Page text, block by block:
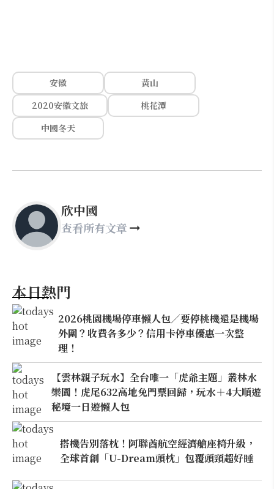
安徽
黃山
2020安徽文旅
桃花潭
中國冬天
欣中國
查看所有文章
本日熱門
2026桃園機場停車懶人包／要停桃機還是機場
外圍？收費各多少？信用卡停車優惠一次整
理！
【雲林親子玩水】全台唯一「虎爺主題」叢林水
樂園！虎尾632高地免門票回歸，玩水＋4大順遊
秘境一日遊懶人包
搭機告別落枕！阿聯酋航空經濟艙座椅升級，
全球首創「U-Dream頭枕」包覆頭頸超好睡